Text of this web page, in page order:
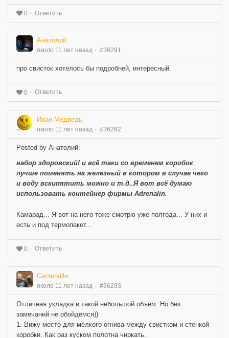
0 Ответить
Анатолий
около 11 лет назад #36291
про свисток хотелось бы подробней, интересный.
0 Ответить
Иван Медведь
около 11 лет назад #36292
Posted by Анатолий:
набор здоровский! и всё таки со временем коробок
лучше поменять на железный в котором в случае чего
и воду вскипятить можно и т.д..Я вот всё думаю
использовать контейнер фирмы Adrenalin.
Камарад... Я вот на него тоже смотрю уже полгода... У них и
есть и под термопакет...
0 Ответить
Canterville
около 11 лет назад #36293
Отличная укладка в такой небольшой объём. Но без
замечаний не обойдёмся))
1. Вижу место для мелкого огнива между свистком и стенкой
коробки. Как раз куском полотна чиркать.